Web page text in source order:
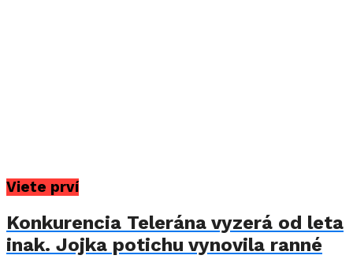
Viete prví
Konkurencia Telerána vyzerá od leta
inak. Jojka potichu vynovila ranné